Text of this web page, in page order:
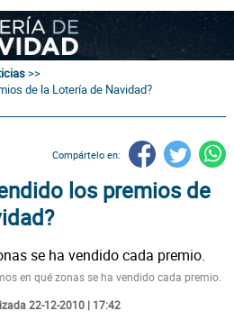
>>
de la Lotería de Navidad?
Compártelo en:
los premios de
en qué zonas se ha vendido cada premio.
22-12-2010 | 17:42